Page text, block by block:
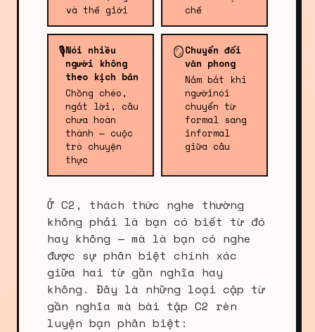
và thế giới
chế
🎙️Nói nhiều
người không
theo kịch bản
Chồng chéo,
ngắt lời, câu
chưa hoàn
thành — cuộc
trò chuyện
thực
🪞Chuyển đổi
văn phong
Nắm bắt khi
ngườinói
chuyển từ
formal sang
informal
giữa câu
Ở C2, thách thức nghe thường
không phải là bạn có biết từ đó
hay không — mà là bạn có nghe
được sự phân biệt chính xác
giữa hai từ gần nghĩa hay
không. Đây là những loại cặp từ
gần nghĩa mà bài tập C2 rèn
luyện bạn phân biệt: